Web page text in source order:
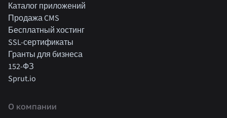
Каталог приложений
Продажа CMS
Бесплатный хостинг
SSL-сертификаты
Гранты для бизнеса
152-ФЗ
Sprut.io
О компании